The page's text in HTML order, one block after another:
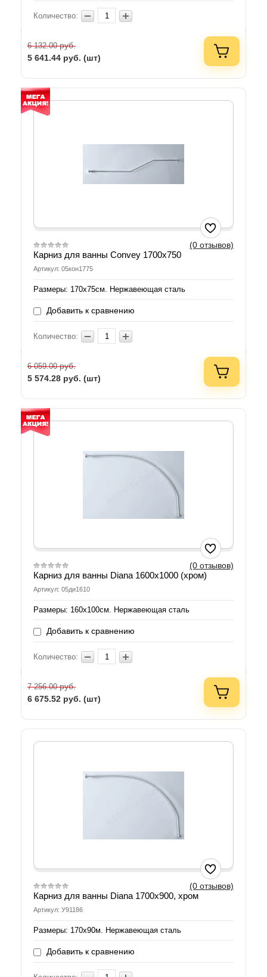
Количество:
6 132.00руб.
5 641.44 руб. (шт)
(0 отзывов)
Карниз для ванны Convey 1700x750
Артикул: 05кон1775
Размеры: 170х75см. Нержавеющая сталь
Добавить к сравнению
Количество:
6 059.00руб.
5 574.28 руб. (шт)
(0 отзывов)
Карниз для ванны Diana 1600х1000 (хром)
Артикул: 05ди1610
Размеры: 160х100см. Нержавеющая сталь
Добавить к сравнению
Количество:
7 256.00руб.
6 675.52 руб. (шт)
(0 отзывов)
Карниз для ванны Diana 1700x900, хром
Артикул: У91186
Размеры: 170х90м. Нержавеющая сталь
Добавить к сравнению